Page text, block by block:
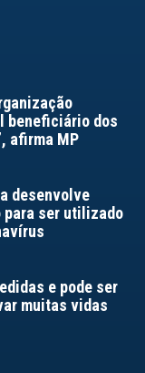
beneficiário dos
afirma MP
desenvolve
para ser utilizado
e pode ser
muitas vidas